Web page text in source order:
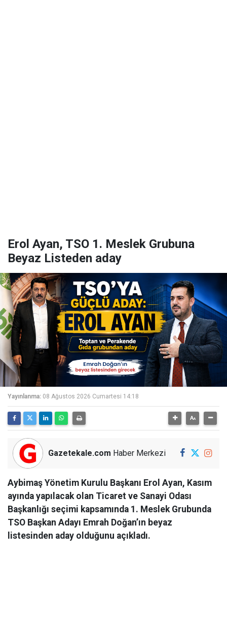
Erol Ayan, TSO 1. Meslek Grubuna
Beyaz Listeden aday
Yayınlanma: 08 Ağustos 2026 Cumartesi 14:18
Gazetekale.com Haber Merkezi
Aybimaş Yönetim Kurulu Başkanı Erol Ayan, Kasım
ayında yapılacak olan Ticaret ve Sanayi Odası
Başkanlığı seçimi kapsamında 1. Meslek Grubunda
TSO Başkan Adayı Emrah Doğan’ın beyaz
listesinden aday olduğunu açıkladı.